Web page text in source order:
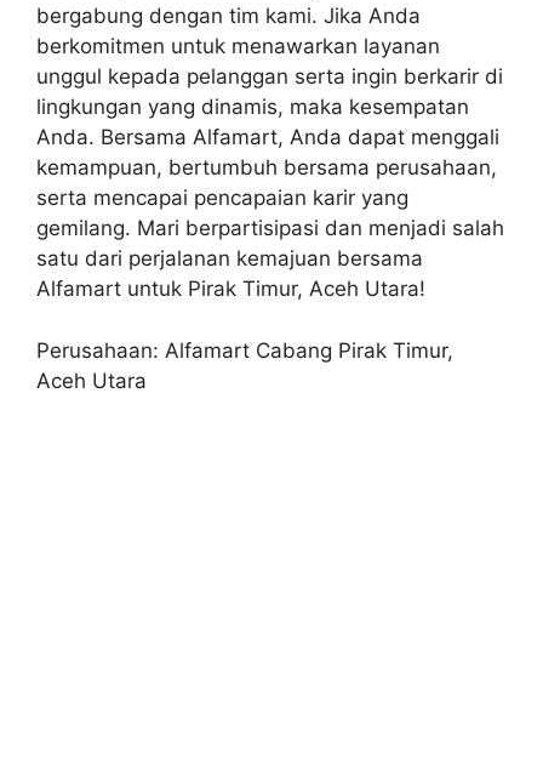
bergabung dengan tim kami. Jika Anda
berkomitmen untuk menawarkan layanan
unggul kepada pelanggan serta ingin berkarir di
lingkungan yang dinamis, maka kesempatan
Anda. Bersama Alfamart, Anda dapat menggali
kemampuan, bertumbuh bersama perusahaan,
serta mencapai pencapaian karir yang
gemilang. Mari berpartisipasi dan menjadi salah
satu dari perjalanan kemajuan bersama
Alfamart untuk Pirak Timur, Aceh Utara!
Perusahaan: Alfamart Cabang Pirak Timur,
Aceh Utara